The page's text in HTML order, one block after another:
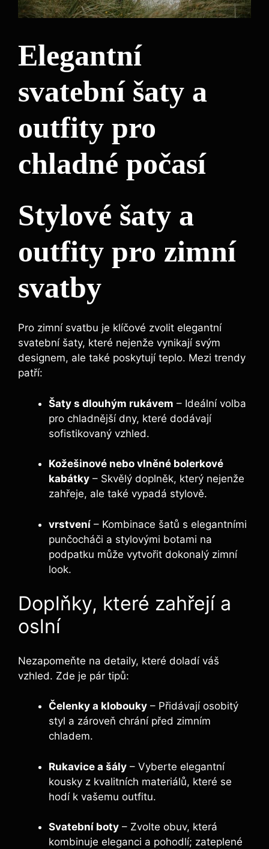
Elegantní
svatební šaty a
outfity pro
chladné počasí
Stylové šaty a
outfity pro zimní
svatby
Pro zimní svatbu je klíčové zvolit elegantní
svatební šaty, které nejenže vynikají svým
designem, ale také poskytují teplo. Mezi trendy
patří:
Šaty s dlouhým rukávem – Ideální volba
pro chladnější dny, které dodávají
sofistikovaný vzhled.
Kožešinové nebo vlněné bolerkové
kabátky – Skvělý doplněk, který nejenže
zahřeje, ale také vypadá stylově.
vrstvení – Kombinace šatů s elegantními
punčocháči a stylovými botami na
podpatku může vytvořit dokonalý zimní
look.
Doplňky, které zahřejí a
oslní
Nezapomeňte na detaily, které doladí váš
vzhled. Zde je pár tipů:
Čelenky a klobouky – Přidávají osobitý
styl a zároveň chrání před zimním
chladem.
Rukavice a šály – Vyberte elegantní
kousky z kvalitních materiálů, které se
hodí k vašemu outfitu.
Svatební boty – Zvolte obuv, která
kombinuje eleganci a pohodlí; zateplené